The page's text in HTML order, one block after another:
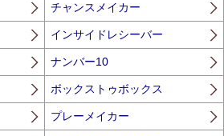
チャンスメイカー
インサイドレシーバー
ナンバー10
ボックストゥボックス
プレーメイカー